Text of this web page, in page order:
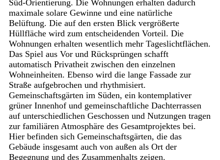
Süd-Orientierung. Die Wohnungen erhalten dadurch
maximale solare Gewinne und eine natürliche
Belüftung. Die auf den ersten Blick vergrößerte
Hüllfläche wird zum entscheidenden Vorteil. Die
Wohnungen erhalten wesentlich mehr Tageslichtflächen.
Das Spiel aus Vor und Rücksprüngen schafft
automatisch Privatheit zwischen den einzelnen
Wohneinheiten. Ebenso wird die lange Fassade zur
Straße aufgebrochen und rhythmisiert.
Gemeinschaftsgärten im Süden, ein kontemplativer
grüner Innenhof und gemeinschaftliche Dachterrassen
auf unterschiedlichen Geschossen und Nutzungen tragen
zur familiären Atmosphäre des Gesamtprojektes bei.
Hier befinden sich Gemeinschaftsgärten, die das
Gebäude insgesamt auch von außen als Ort der
Begegnung und des Zusammenhalts zeigen.